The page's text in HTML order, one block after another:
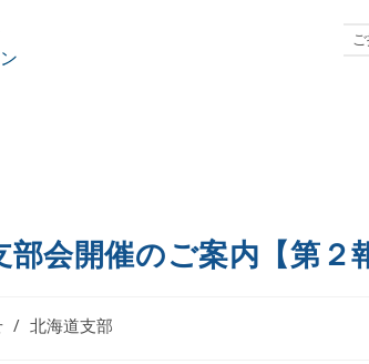
会開催のご案内【第２
/ 北海道支部